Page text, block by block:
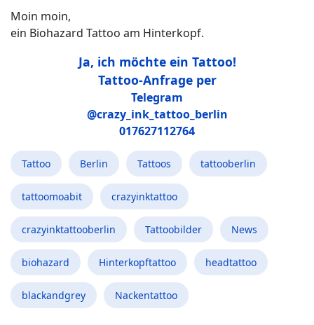
Moin moin,
ein Biohazard Tattoo am Hinterkopf.
Ja, ich möchte ein Tattoo!
Tattoo-Anfrage per
Telegram
@crazy_ink_tattoo_berlin
017627112764
Tattoo Berlin Tattoos tattooberlin
tattoomoabit crazyinktattoo
crazyinktattooberlin Tattoobilder News
biohazard Hinterkopftattoo headtattoo
blackandgrey Nackentattoo